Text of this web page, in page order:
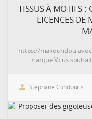
TISSUS À MOTIFS :
LICENCES DE
https://makoundou-
marque Vous
 Stephane Condouris